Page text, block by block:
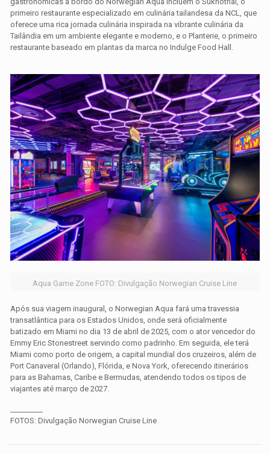
primeiro restaurante especializado em culinária tailandesa da NCL, que
oferece uma rica jornada culinária inspirada na vibrante culinária da
Tailândia em um ambiente elegante e moderno, e o Planterie, o primeiro
restaurante baseado em plantas da marca no Indulge Food Hall.
Aqua Game Zone FOTO: Divulgação Norwegian Cruise Line
Após sua viagem inaugural, oNorwegian Aqua fará uma travessia
transatlântica para os Estados Unidos, onde será oficialmente
batizado em Miami no dia 13 de abril de 2025, com o ator vencedor do
Emmy Eric Stonestreet servindo como padrinho. Em seguida, ele terá
Miami como porto de origem, a capital mundial dos cruzeiros, além de
Port Canaveral (Orlando), Flórida, e Nova York, oferecendo itinerários
para as Bahamas, Caribe e Bermudas, atendendo todos os tipos de
viajantes até março de 2027.
FOTOS: DivulgaçãoNorwegian Cruise Line